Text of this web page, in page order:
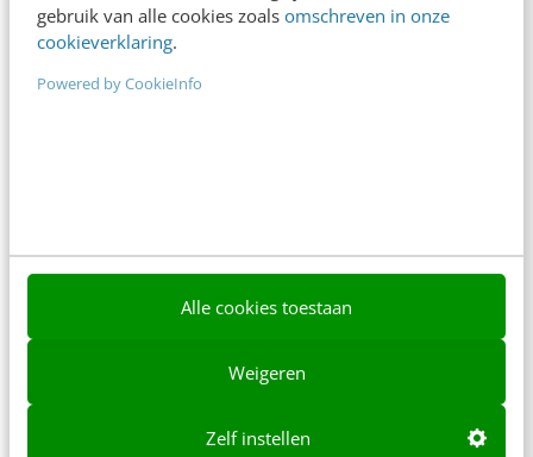
gebruik van alle cookies zoals omschreven in onze
cookieverklaring.
Powered by CookieInfo
Alle cookies toestaan
Weigeren
Zelf instellen
Tarieven
Meer contactopties
Nieuwsbrieven
Werken bij